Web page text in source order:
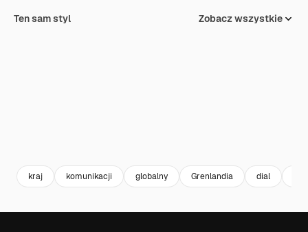
Ten sam styl Zobacz wszystkie
kraj komunikacji globalny Grenlandia dial